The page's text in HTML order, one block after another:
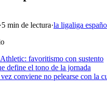
·5 min de lectura·la ligaliga
favoritismo con sustento
define el tono de la jornada
conviene no pelearse con la